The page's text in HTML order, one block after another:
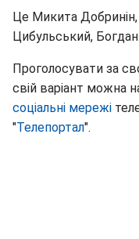
Це Микита
Цибульський,
Проголосувати за
свій варіант можна
соціальні мережі
"Телепортал".